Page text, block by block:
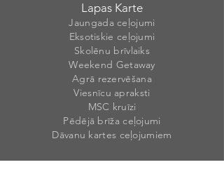
Lapas Karte
Jaungada ceļojumi
Eksotiskie ceļojumi
Skolēnu brīvlaiks
Weekend Getaway
Agrā rezervēšana
Viesnīcu apraksti
MSC kruīzi
Pēdējā brīža ceļojumi
Dāvanu kartes ceļojumiem